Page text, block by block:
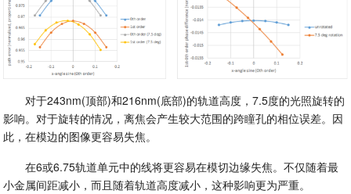
对于243nm(顶部)和216nm(底部)的轨道高度，7.5度的光照旋转的
影响。对于旋转的情况，离焦会产生较大范围的跨瞳孔的相位误差。因
此，在模边的图像更容易失焦。
在6或6.75轨道单元中的线将更容易在模切边缘失焦。不仅随着最
小金属间距减小，而且随着轨道高度减小，这种影响更为严重。